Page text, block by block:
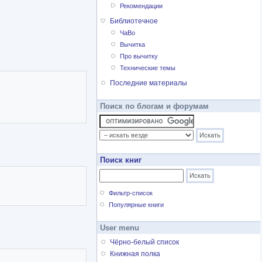
паралл. текстом на фр.
Рекомендации
Библиотечное
ЧаВо
Вычитка
Про вычитку
Технические темы
Последние материалы
Поиск по блогам и форумам
Поиск книг
Фильтр-список
Популярные книги
User menu
Чёрно-белый список
Книжная полка